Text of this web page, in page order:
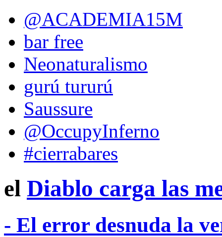
@ACADEMIA15M
bar free
Neonaturalismo
gurú tururú
Saussure
@OccupyInferno
#cierrabares
el Diablo carga las
- El error desnuda la